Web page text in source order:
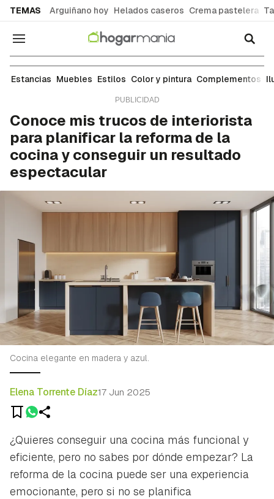
TEMAS Arguiñano hoy Helados caseros Crema pastelera
Navegación
Ideas para decorar cada estancia de tu casa:
Estancias Muebles Estilos Color y pintura Complementos
Conoce mis trucos de interiorista
para planificar la reforma de la
cocina y conseguir un resultado
espectacular
Cocina elegante en madera y azul.
Elena Torrente Díaz17 Jun 2025
¿Quieres conseguir una cocina más funcional y
eficiente, pero no sabes por dónde empezar? La
reforma de la cocina puede ser una experiencia
emocionante, pero si no se planifica